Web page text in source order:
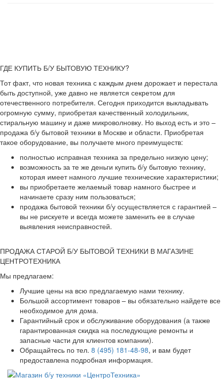
ГДЕ КУПИТЬ Б/У БЫТОВУЮ ТЕХНИКУ?
Тот факт, что новая техника с каждым днем дорожает и перестала
быть доступной, уже давно не является секретом для
отечественного потребителя. Сегодня приходится выкладывать
огромную сумму, приобретая качественный холодильник,
стиральную машину и даже микроволновку. Но выход есть и это –
продажа б/у бытовой техники в Москве и области. Приобретая
такое оборудование, вы получаете много преимуществ:
полностью исправная техника за предельно низкую цену;
возможность за те же деньги купить б/у бытовую технику,
которая имеет намного лучшие технические характеристики;
вы приобретаете желаемый товар намного быстрее и
начинаете сразу ним пользоваться;
продажа бытовой техники б/у осуществляется с гарантией –
вы не рискуете и всегда можете заменить ее в случае
выявления неисправностей.
ПРОДАЖА СТАРОЙ Б/У БЫТОВОЙ ТЕХНИКИ В МАГАЗИНЕ
ЦЕНТРОТЕХНИКА
Мы предлагаем:
Лучшие цены на всю предлагаемую нами технику.
Большой ассортимент товаров – вы обязательно найдете все
необходимое для дома.
Гарантийный срок и обслуживание оборудования (а также
гарантированная скидка на последующие ремонты и
запасные части для клиентов компании).
Обращайтесь по тел. 8 (495) 181-48-98, и вам будет
предоставлена подробная информация.